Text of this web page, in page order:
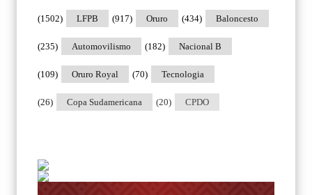
LFPB
(1502) Oruro
(917) Baloncesto
(434)
Automovilismo
(235) Nacional B
(182)
Oruro Royal
(109) Tecnologia
(70)
Copa Sudamericana
(26) CPDO
(20)